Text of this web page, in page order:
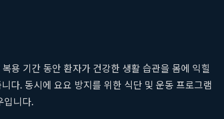
용 기간 동안 환자가 건강한 생활 습관을 몸에 익힐
다. 동시에 요요 방지를 위한 식단 및 운동 프로그램
입니다.